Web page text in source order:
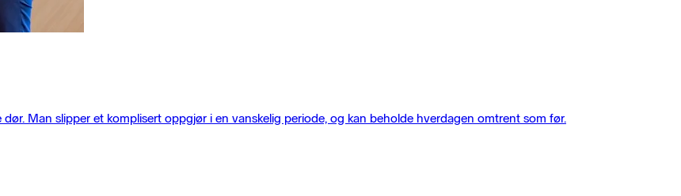
Man slipper et komplisert oppgjør i en vanskelig periode, og kan beholde hverdagen omtrent som før.